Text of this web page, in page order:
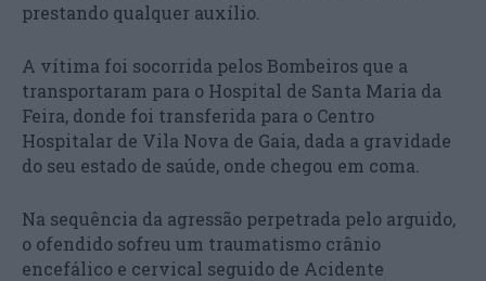
prestando qualquer auxílio.
A vítima foi socorrida pelos Bombeiros que a
transportaram para o Hospital de Santa Maria da
Feira, donde foi transferida para o Centro
Hospitalar de Vila Nova de Gaia, dada a gravidade
do seu estado de saúde, onde chegou em coma.
Na sequência da agressão perpetrada pelo arguido,
o ofendido sofreu um traumatismo crânio
encefálico e cervical seguido de Acidente